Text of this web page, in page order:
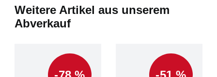
Weitere Artikel aus unserem
Abverkauf